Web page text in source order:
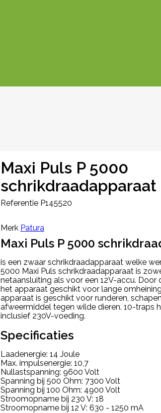
Maxi Puls P 5000
schrikdraadapparaat
Referentie P145520
Merk Patura
Maxi Puls P 5000
is een zwaar schrikdraadapparaat welke
5000 Maxi Puls schrikdraadapparaat is
netaansluiting als voor een 12V-accu. Door
het apparaat geschikt voor lange
apparaat is geschikt voor runderen,
afweermiddel tegen wilde dieren. 10-traps
inclusief 230V-voeding.
Specificaties
Laadenergie: 14 Joule
Max. impulsenergie: 10,7
Nullastspanning: 9600 Volt
Spanning bij 500 Ohm: 7300 Volt
Spanning bij 100 Ohm: 4900 Volt
Stroomopname bij 230 V: 18
Stroomopname bij 12 V: 630 - 1250 mA